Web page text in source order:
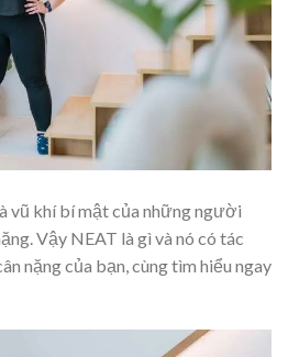
vũ khí bí mật của những người
Vậy NEAT là gì và nó có tác
nặng của bạn, cùng tìm hiểu ngay